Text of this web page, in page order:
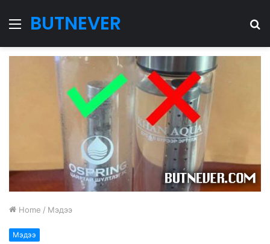
Menu
BUTNEVER
Home / Мэдээ
Мэдээ